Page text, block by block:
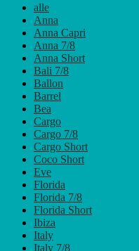
alle
Anna
Anna Capri
Anna 7/8
Anna Short
Bali 7/8
Ballon
Barrel
Bea
Cargo
Cargo 7/8
Cargo Short
Coco Short
Eve
Florida
Florida 7/8
Florida Short
Ibiza
Italy
Italy 7/8